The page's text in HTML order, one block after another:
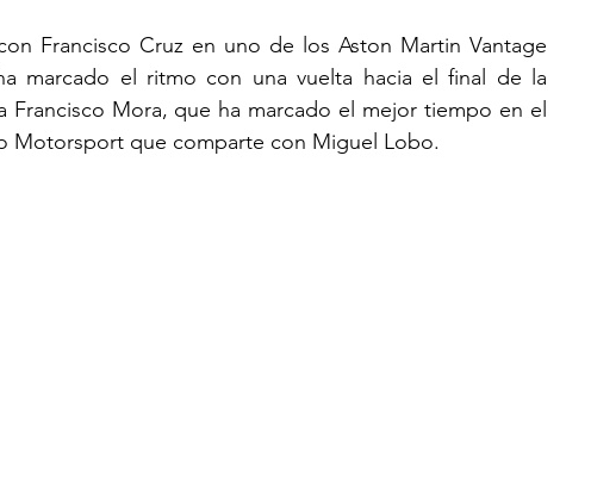
Francisco Cruz en uno de los Aston Martin Vantage
marcado el ritmo con una vuelta hacia el final de la
Francisco Mora, que ha marcado el mejor tiempo en el
Motorsport que comparte con Miguel Lobo.